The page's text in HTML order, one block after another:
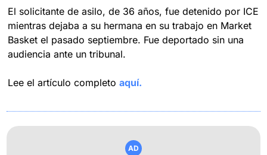
El solicitante de asilo, de 36 años, fue detenido por ICE
mientras dejaba a su hermana en su trabajo en Market
Basket el pasado septiembre. Fue deportado sin una
audiencia ante un tribunal.
Lee el artículo completo aquí.
AD